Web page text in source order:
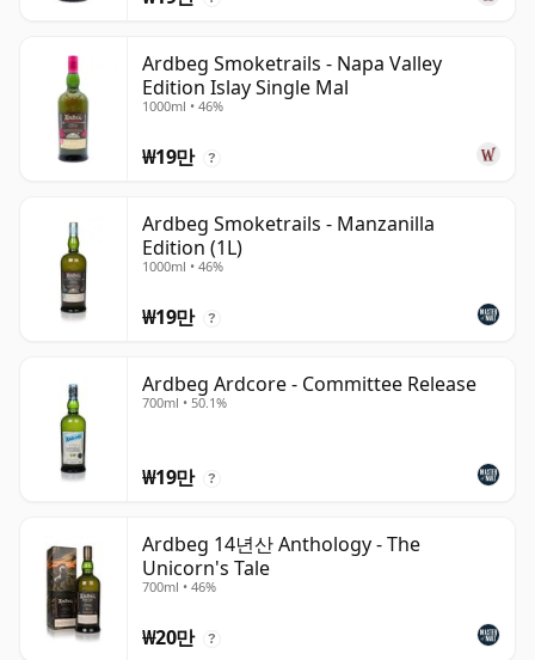
Ardbeg Smoketrails - Napa Valley
Edition Islay Single Mal
1000ml • 46%
₩19만 ?
Ardbeg Smoketrails - Manzanilla
Edition (1L)
1000ml • 46%
₩19만 ?
Ardbeg Ardcore - Committee Release
700ml • 50.1%
₩19만 ?
Ardbeg 14년산 Anthology - The
Unicorn's Tale
700ml • 46%
₩20만 ?